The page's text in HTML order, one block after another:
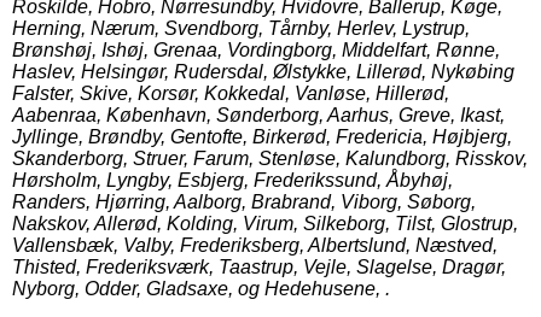
Roskilde, Hobro, Nørresundby, Hvidovre, Ballerup, Køge,
Herning, Nærum, Svendborg, Tårnby, Herlev, Lystrup,
Brønshøj, Ishøj, Grenaa, Vordingborg, Middelfart, Rønne,
Haslev, Helsingør, Rudersdal, Ølstykke, Lillerød, Nykøbing
Falster, Skive, Korsør, Kokkedal, Vanløse, Hillerød,
Aabenraa, København, Sønderborg, Aarhus, Greve, Ikast,
Jyllinge, Brøndby, Gentofte, Birkerød, Fredericia, Højbjerg,
Skanderborg, Struer, Farum, Stenløse, Kalundborg, Risskov,
Hørsholm, Lyngby, Esbjerg, Frederikssund, Åbyhøj,
Randers, Hjørring, Aalborg, Brabrand, Viborg, Søborg,
Nakskov, Allerød, Kolding, Virum, Silkeborg, Tilst, Glostrup,
Vallensbæk, Valby, Frederiksberg, Albertslund, Næstved,
Thisted, Frederiksværk, Taastrup, Vejle, Slagelse, Dragør,
Nyborg, Odder, Gladsaxe, og Hedehusene, .